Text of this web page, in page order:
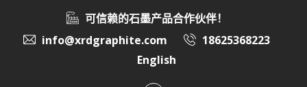
可信赖的石墨产品合作伙伴！
info@xrdgraphite.com
18625368223
English